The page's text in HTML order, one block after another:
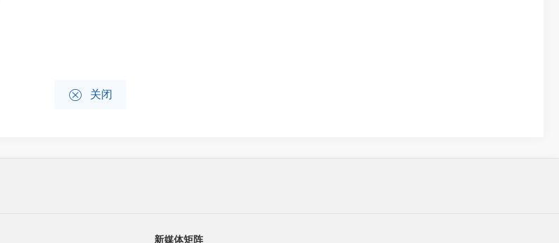
 关闭
新媒体矩阵